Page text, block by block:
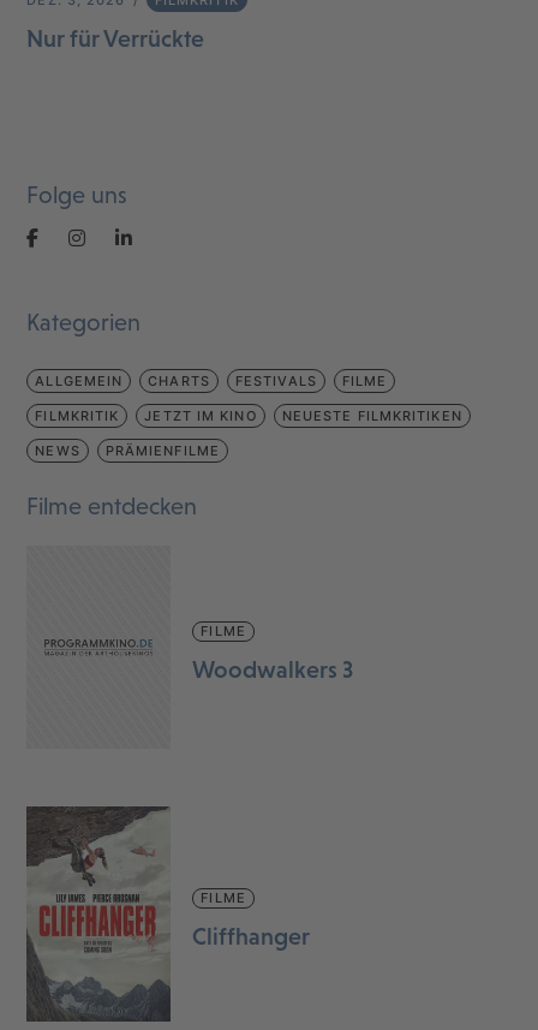
Nur für Verrückte
Folge uns
Kategorien
ALLGEMEIN CHARTS FESTIVALS FILME
FILMKRITIK JETZT IM KINO NEUESTE FILMKRITIKEN
NEWS PRÄMIENFILME
Filme entdecken
FILME
Woodwalkers 3
FILME
Cliffhanger